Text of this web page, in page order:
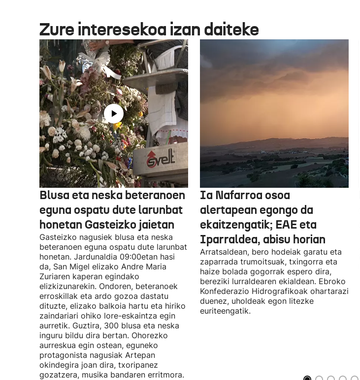
Zure interesekoa izan daiteke
Blusa eta neska beteranoen
eguna ospatu dute larunbat
honetan Gasteizko jaietan
Gasteizko nagusiek blusa eta neska
beteranoen eguna ospatu dute larunbat
honetan. Jardunaldia 09:00etan hasi
da, San Migel elizako Andre Maria
Zuriaren kaperan egindako
elizkizunarekin. Ondoren, beteranoek
erroskillak eta ardo gozoa dastatu
dituzte, elizako balkoia hartu eta hiriko
zaindariari ohiko lore-eskaintza egin
aurretik. Guztira, 300 blusa eta neska
inguru bildu dira bertan. Ohorezko
aurreskua egin ostean, eguneko
protagonista nagusiak Artepan
okindegira joan dira, txoripanez
gozatzera, musika bandaren erritmora.
Ia Nafarroa osoa
alertapean egongo da
ekaitzengatik; EAE eta
Iparraldea, abisu horian
Arratsaldean, bero hodeiak garatu eta
zaparrada trumoitsuak, txingorra eta
haize bolada gogorrak espero dira,
bereziki lurraldearen ekialdean. Ebroko
Konfederazio Hidrografikoak ohartarazi
duenez, uholdeak egon litezke
euriteengatik.